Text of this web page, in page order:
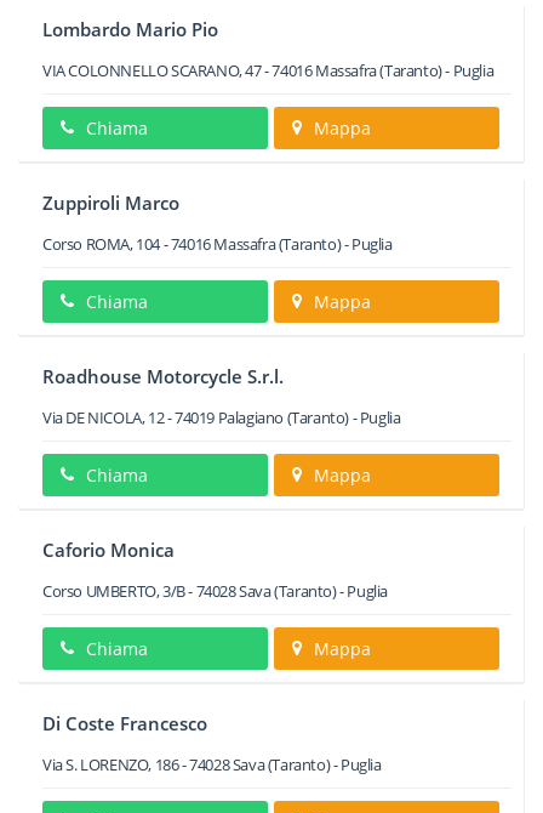
Lombardo Mario Pio
VIA COLONNELLO SCARANO, 47-74016Massafra(Taranto) - Puglia
Chiama Mappa
Zuppiroli Marco
Corso ROMA, 104-74016Massafra(Taranto) -Puglia
Chiama Mappa
Roadhouse Motorcycle S.r.l.
Via DE NICOLA, 12-74019 Palagiano (Taranto) -Puglia
Chiama Mappa
Caforio Monica
Corso UMBERTO, 3/B-74028Sava(Taranto) -Puglia
Chiama Mappa
Di Coste Francesco
Via S. LORENZO, 186-74028Sava(Taranto) -Puglia